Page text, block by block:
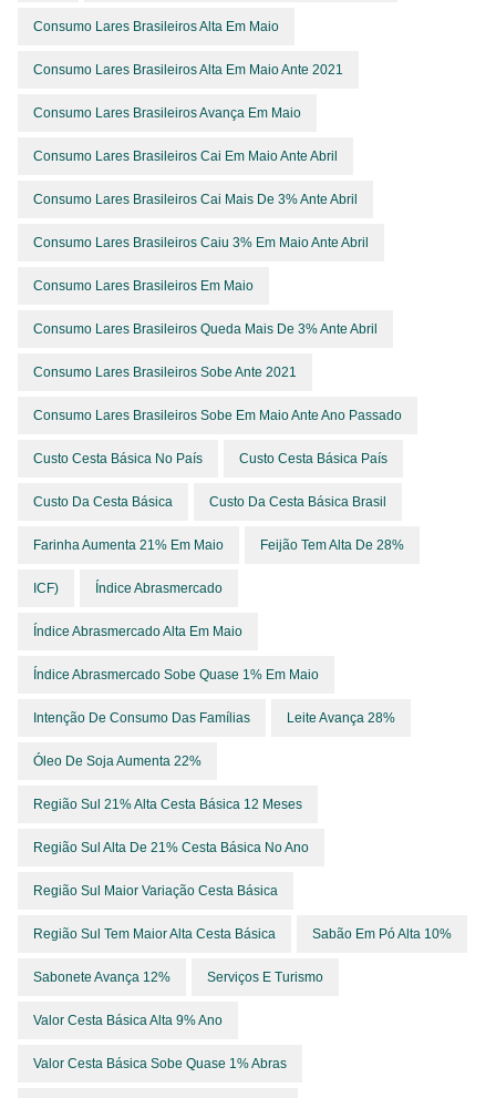
Consumo Lares Brasileiros Alta Em Maio
Consumo Lares Brasileiros Alta Em Maio Ante 2021
Consumo Lares Brasileiros Avança Em Maio
Consumo Lares Brasileiros Cai Em Maio Ante Abril
Consumo Lares Brasileiros Cai Mais De 3% Ante Abril
Consumo Lares Brasileiros Caiu 3% Em Maio Ante Abril
Consumo Lares Brasileiros Em Maio
Consumo Lares Brasileiros Queda Mais De 3% Ante Abril
Consumo Lares Brasileiros Sobe Ante 2021
Consumo Lares Brasileiros Sobe Em Maio Ante Ano Passado
Custo Cesta Básica No País Custo Cesta Básica País
Custo Da Cesta Básica Custo Da Cesta Básica Brasil
Farinha Aumenta 21% Em Maio Feijão Tem Alta De 28%
ICF) Índice Abrasmercado
Índice Abrasmercado Alta Em Maio
Índice Abrasmercado Sobe Quase 1% Em Maio
Intenção De Consumo Das Famílias Leite Avança 28%
Óleo De Soja Aumenta 22%
Região Sul 21% Alta Cesta Básica 12 Meses
Região Sul Alta De 21% Cesta Básica No Ano
Região Sul Maior Variação Cesta Básica
Região Sul Tem Maior Alta Cesta Básica Sabão Em Pó Alta 10%
Sabonete Avança 12% Serviços E Turismo
Valor Cesta Básica Alta 9% Ano
Valor Cesta Básica Sobe Quase 1% Abras